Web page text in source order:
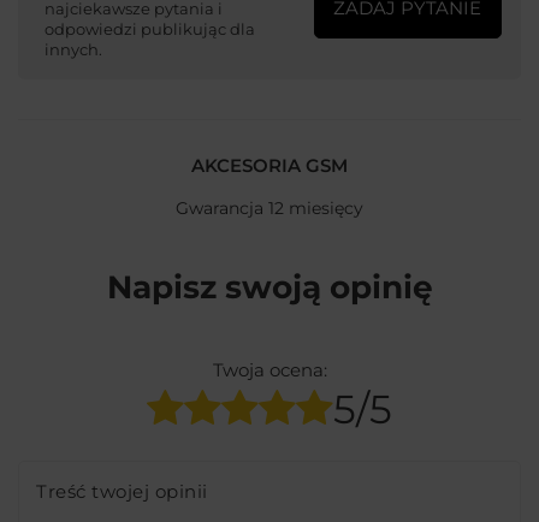
najciekawsze pytania i
odpowiedzi publikując dla
innych.
ZADAJ PYTANIE
AKCESORIA GSM
Gwarancja 12 miesięcy
Napisz swoją opinię
Twoja ocena:
5/5
Treść twojej opinii